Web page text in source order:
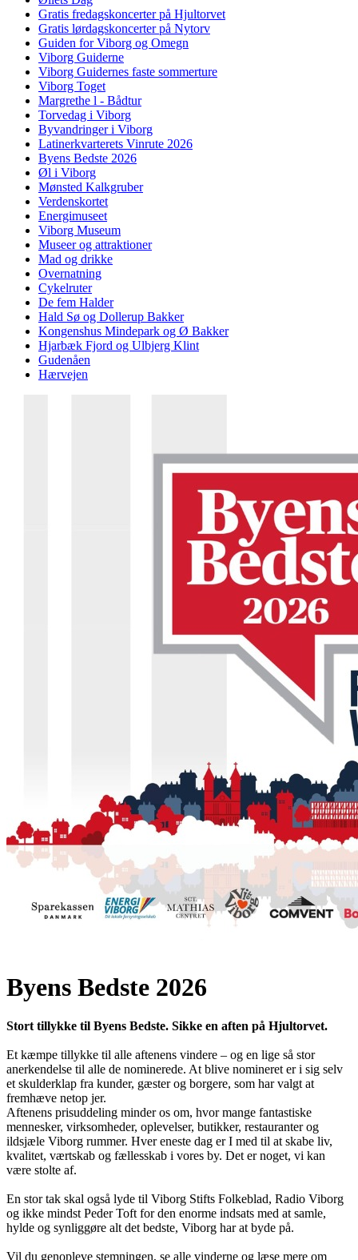
Gratis fredagskoncerter på Hjultorvet
Gratis lørdagskoncerter på Nytorv
Guiden for Viborg og Omegn
Viborg Guiderne
Viborg Guidernes faste sommerture
Viborg Toget
Margrethe l - Bådtur
Torvedag i Viborg
Byvandringer i Viborg
Latinerkvarterets Vinrute 2026
Byens Bedste 2026
Øl i Viborg
Mønsted Kalkgruber
Verdenskortet
Energimuseet
Viborg Museum
Museer og attraktioner
Mad og drikke
Overnatning
Cykelruter
De fem Halder
Hald Sø og Dollerup Bakker
Kongenshus Mindepark og Ø Bakker
Hjarbæk Fjord og Ulbjerg Klint
Gudenåen
Hærvejen
Byens Bedste 2026
Stort tillykke til Byens Bedste. Sikke en aften på Hjultorvet.
Et kæmpe tillykke til alle aftenens vindere – og en lige så stor
anerkendelse til alle de nominerede. At blive nomineret er i sig selv
et skulderklap fra kunder, gæster og borgere, som har valgt at
fremhæve netop jer.
Aftenens prisuddeling minder os om, hvor mange fantastiske
mennesker, virksomheder, oplevelser, butikker, restauranter og
ildsjæle Viborg rummer. Hver eneste dag er I med til at skabe liv,
kvalitet, værtskab og fællesskab i vores by. Det er noget, vi kan
være stolte af.
En stor tak skal også lyde til Viborg Stifts Folkeblad, Radio Viborg
og ikke mindst Peder Toft for den enorme indsats med at samle,
hylde og synliggøre alt det bedste, Viborg har at byde på.
Vil du genopleve stemningen, se alle vinderne og læse mere om